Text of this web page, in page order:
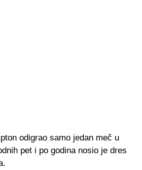
odigrao samo jedan meč u
pet i po godina nosio je dres